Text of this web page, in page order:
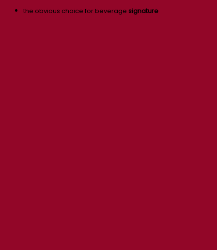
the obvious choice for beverage signature